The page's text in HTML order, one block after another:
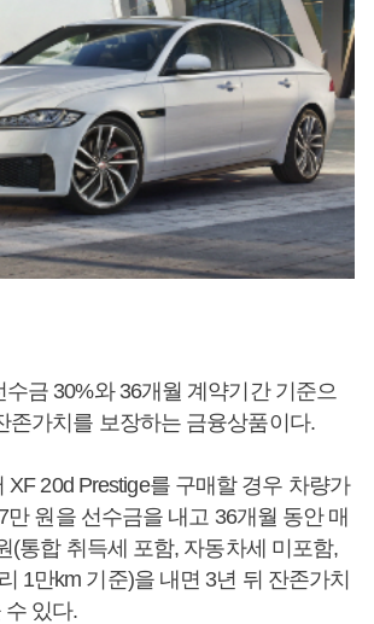
금 30%와 36개월 계약기간 기준으
존가치를 보장하는 금융상품이다.
XF 20d Prestige를 구매할 경우 차량가
만 원을 선수금을 내고 36개월 동안 매
(통합 취득세 포함, 자동차세 미포함,
1만km 기준)을 내면 3년 뒤 잔존가치
수 있다.